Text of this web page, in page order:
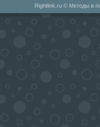
Rightlink.ru © Методы в